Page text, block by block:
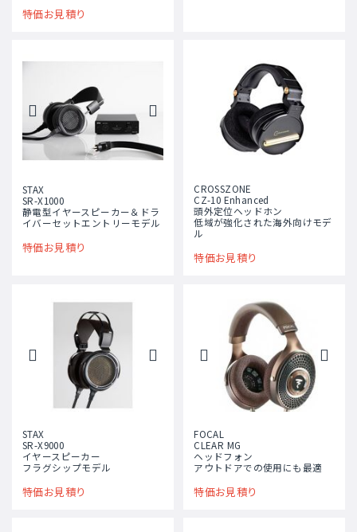
特価お見積り
STAX
SR-X1000
静電型イヤースピーカー＆ドラ
イバーセットエントリーモデル
特価お見積り
CROSSZONE
CZ-10 Enhanced
頭外定位ヘッドホン
低域が強化された海外向けモデ
ル
特価お見積り
STAX
SR-X9000
イヤースピーカー
フラグシップモデル
特価お見積り
FOCAL
CLEAR MG
ヘッドフォン
アウトドアでの使⽤にも最適
特価お見積り